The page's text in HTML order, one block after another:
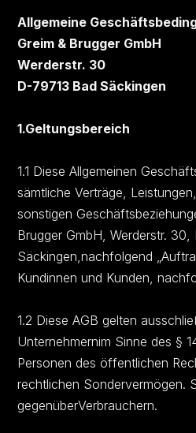
Allgemeine
Greim & Brugger GmbH
Werderstr. 30
D-79713 Bad Säckingen
1.Geltungsbereich
1.1 Diese Allgemeinen
sämtliche Verträge,
sonstigen
Brugger GmbH, Werderstr. 30,
Säckingen,nachfolgend
Kundinnen und Kunden,
1.2 Diese AGB gelten
Unternehmernim Sinne des §
Personen des öffentlichen
rechtlichen Sondervermögen.
gegenüberVerbrauchern.